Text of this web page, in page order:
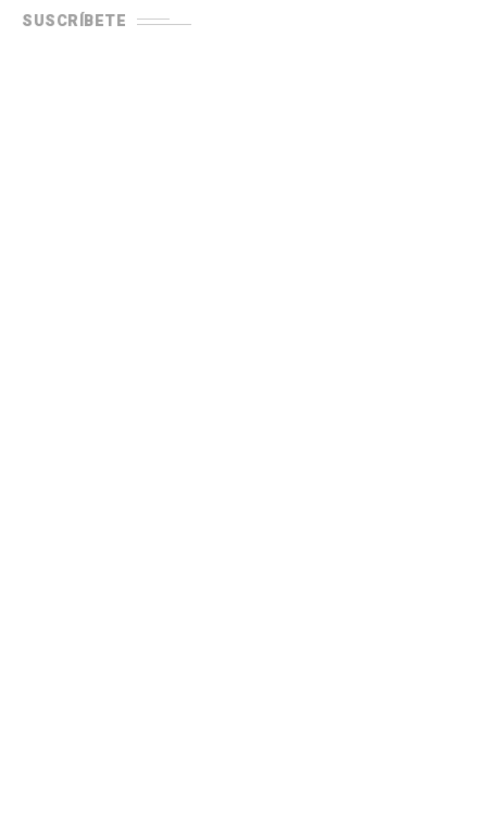
SUSCRÍBETE